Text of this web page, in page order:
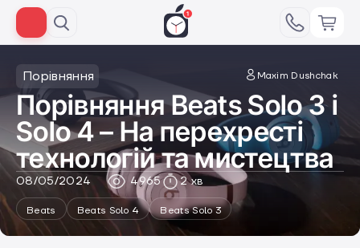
Порівняння Maxim Dushchak
Порівняння Beats Solo 3 і
Solo 4 – На перехресті
технологій та мистецтва
08/05/2024 4965 2 хв
Beats Beats Solo 4 Beats Solo 3